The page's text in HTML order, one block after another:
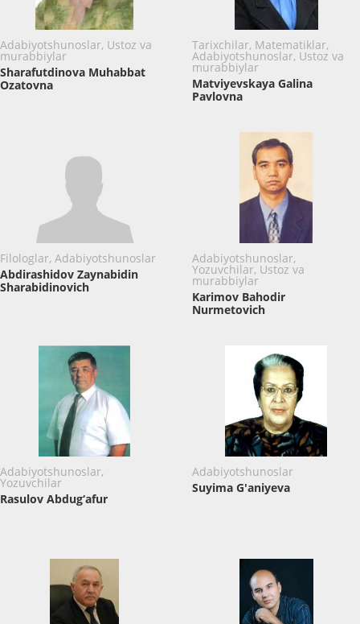
Adabiyotshunoslar, Ustoz va
murabbiylar
Sharafutdinova Muhabbat
Ozatovna
Tarixchilar, Matematiklar,
Adabiyotshunoslar, Ustoz va
murabbiylar
Matviyevskaya Galina
Pavlovna
Filologlar, Adabiyotshunoslar
Abdirashidov Zaynabidin
Sharabidinovich
Adabiyotshunoslar,
Yozuvchilar, Ustoz va
murabbiylar
Karimov Bahodir
Nurmetovich
Adabiyotshunoslar,
Yozuvchilar
Rasulov Abdug‘afur
Adabiyotshunoslar
Suyima G'aniyeva